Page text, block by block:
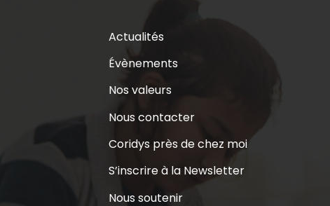
Actualités
Évènements
Nos valeurs
Nous contacter
Coridys près de chez moi
S’inscrire à la Newsletter
Nous soutenir